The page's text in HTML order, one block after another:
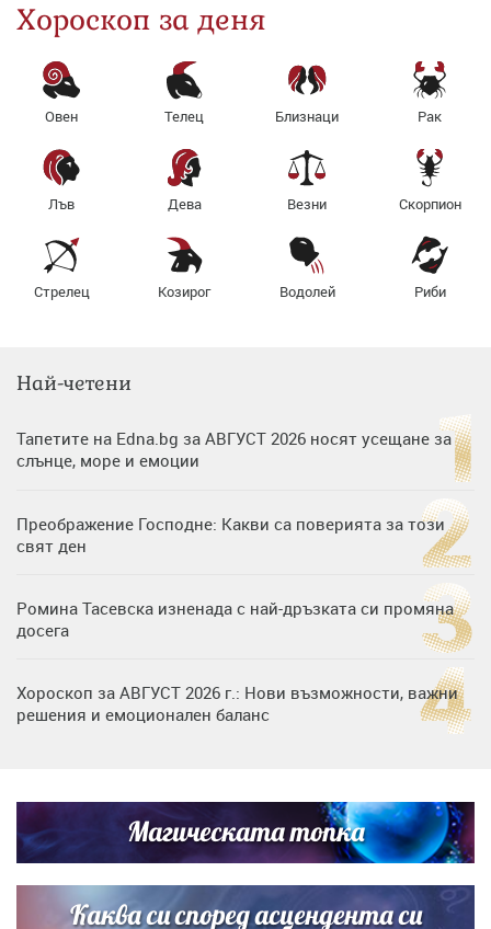
Хороскоп за деня
Овен Телец Близнаци Рак
Лъв Дева Везни Скорпион
Стрелец Козирог Водолей Риби
Най-четени
Тапетите на Edna.bg за АВГУСТ 2026 носят усещане за
слънце, море и емоции
Преображение Господне: Какви са поверията за този
свят ден
Ромина Тасевска изненада с най-дръзката си промяна
досега
Хороскоп за АВГУСТ 2026 г.: Нови възможности, важни
решения и емоционален баланс
си деца на семейна морска приказка
Звездна ваканция в Майорка: Дженифър Анистън,
Кортни Кокс и Джим Къртис заедно на яхта
Магическата топка
Каква си според асцендента си